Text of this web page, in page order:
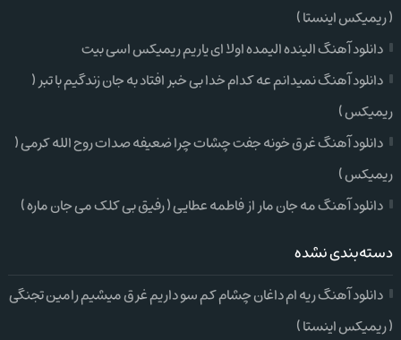
( ریمیکس اینستا )
دانلود آهنگ الینده الیمده اولا ای یاریم ریمیکس اسی بیت
دانلود آهنگ نمیدانم عه کدام خدا بی خبر افتاد به جان زندگیم با تبر (
ریمیکس )
دانلود آهنگ غرق خونه جفت چشات چرا ضعیفه صدات روح الله کرمی (
ریمیکس )
دانلود آهنگ مه جان مار از فاطمه عطایی ( رفیق بی کلک می جان ماره )
دسته‌بندی نشده
دانلود آهنگ ریه ام داغان چشام کم سو داریم غرق میشیم رامین تجنگی
( ریمیکس اینستا )